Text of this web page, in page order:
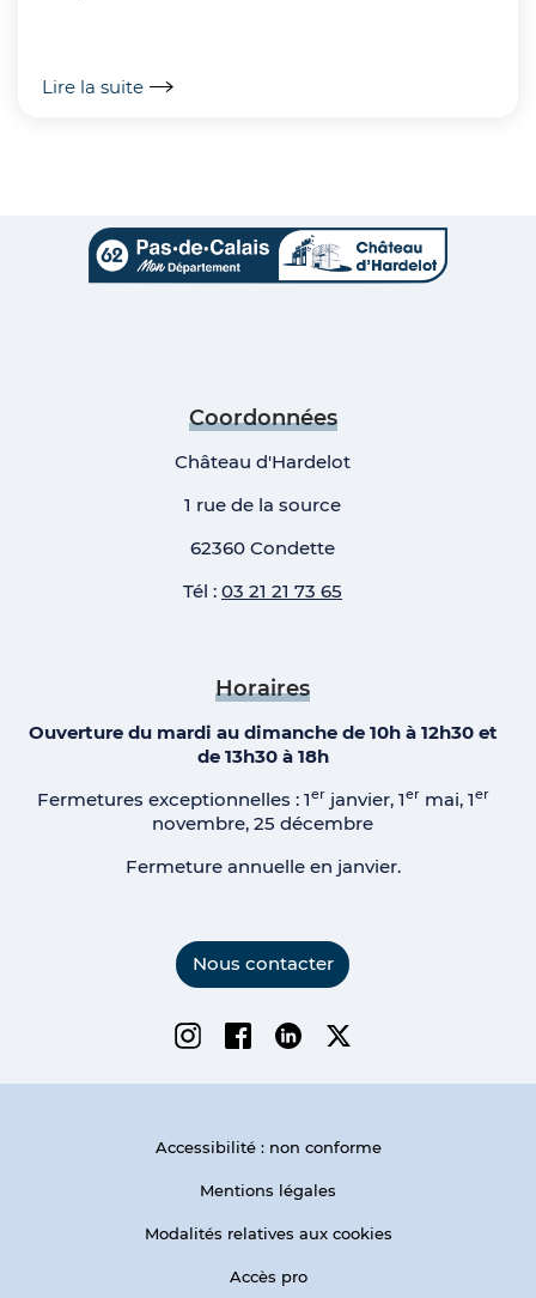
Lire la suite
Coordonnées
Château d'Hardelot
1 rue de la source
62360 Condette
Tél :03 21 21 73 65
Horaires
Ouverture du mardi au dimanche de 10h à 12h30 et
de 13h30 à 18h
Fermetures exceptionnelles : 1erjanvier, 1ermai, 1er
novembre, 25 décembre
Fermeture annuelle en janvier.
Nous contacter
InstagramFacebookLinkedinTwitter
Accessibilité : non conforme
Mentions légales
Modalités relatives aux cookies
Accès pro